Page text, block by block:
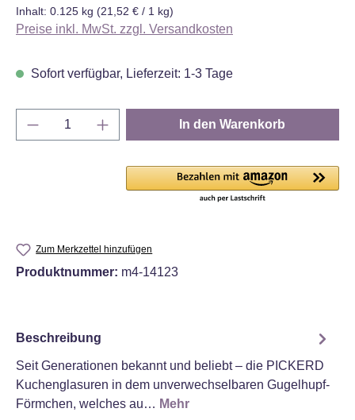
Inhalt: 0.125 kg (21,52 € / 1 kg)
Preise inkl. MwSt. zzgl. Versandkosten
Sofort verfügbar, Lieferzeit: 1-3 Tage
Produkt Anzahl: Gib den gewünschten
In den Warenkorb
Zum Merkzettel hinzufügen
Produktnummer: m4-14123
Beschreibung
Seit Generationen bekannt und beliebt – die PICKERD
Kuchenglasuren in dem unverwechselbaren Gugelhupf-
Förmchen, welches au… Mehr